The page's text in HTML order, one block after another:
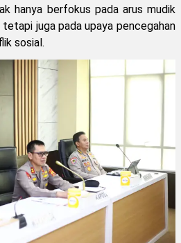
hanya berfokus pada arus mudik
tetapi juga pada upaya pencegahan
sosial.